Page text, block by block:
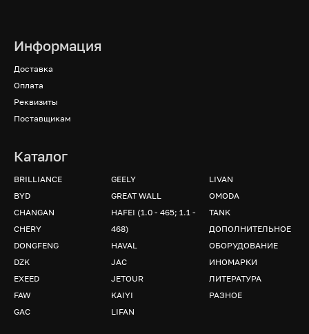
Информация
Доставка
Оплата
Реквизиты
Поставщикам
Каталог
BRILLIANCE
BYD
CHANGAN
CHERY
DONGFENG
DZK
EXEED
FAW
GAC
GEELY
GREAT WALL
HAFEI (1.0 - 465; 1.1 -
468)
HAVAL
JAC
JETOUR
KAIYI
LIFAN
LIVAN
OMODA
TANK
ДОПОЛНИТЕЛЬНОЕ
ОБОРУДОВАНИЕ
ИНОМАРКИ
ЛИТЕРАТУРА
РАЗНОЕ